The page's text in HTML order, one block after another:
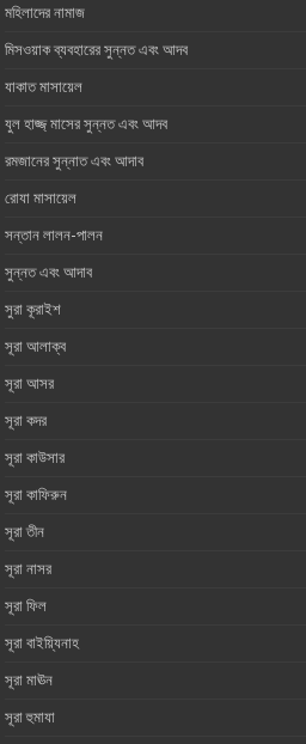
মহিলাদের নামাজ
মিসওয়াক ব্যবহারের সুন্নত এবং আদব
যাকাত মাসায়েল
যুল হাজ্জ্ মাসের সুন্নত এবং আদব
রমজানের সুন্নাত এবং আদাব
রোযা মাসায়েল
সন্তান লালন-পালন
সুন্নত এবং আদাব
সুরা কূরাইশ
সূরা আলাক্ব
সূরা কদর
সূরা কাউসার
সূরা কাফিরুন
সূরা তীন
সূরা নাসর
সূরা ফিল
সূরা বাইয়্যিনাহ
সূরা হুমাযা